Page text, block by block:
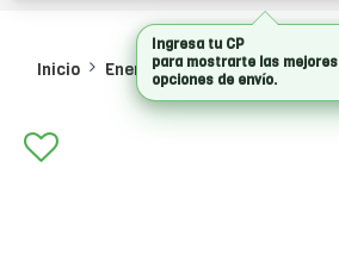
Inicio Energia Ups Accesorios
Ingresa tu CP
para mostrarte las mejores
opciones de envío.